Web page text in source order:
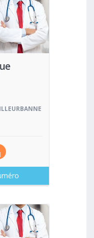
Voir
Voir